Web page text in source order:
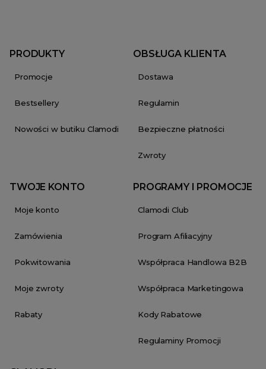
PRODUKTY
Promocje
Bestsellery
Nowości w butiku Clamodi
OBSŁUGA KLIENTA
Dostawa
Regulamin
Bezpieczne płatności
Zwroty
TWOJE KONTO
Moje konto
Zamówienia
Pokwitowania
Moje zwroty
Rabaty
PROGRAMY I PROMOCJE
Clamodi Club
Program Afiliacyjny
Współpraca Handlowa B2B
Współpraca Marketingowa
Kody Rabatowe
Regulaminy Promocji